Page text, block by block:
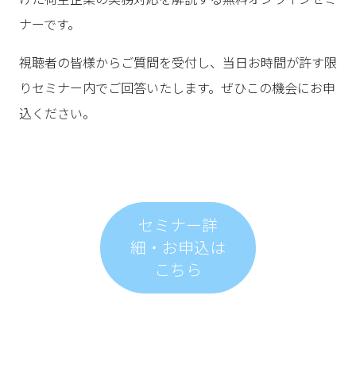
ナーです。
視聴者の皆様からご質問を受付し、当日お時間が許す限
りセミナー内でご回答いたします。ぜひこの機会にお申
込ください。
セミナー詳
細・お申込は
こちら